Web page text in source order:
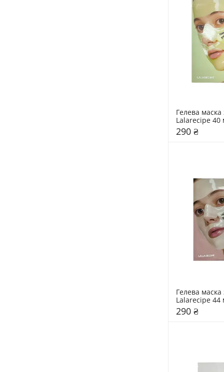
Гелева маска
Lalarecipe 40
290 ₴
Гелева
Lalarecipe 44
290 ₴